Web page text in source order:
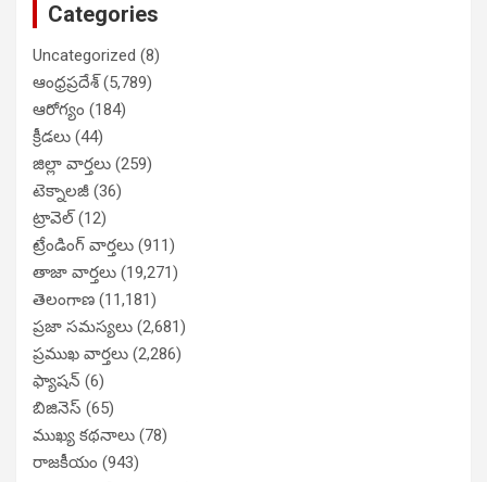
Categories
Uncategorized (8)
ఆంధ్రప్రదేశ్(5,789)
ఆరోగ్యం (184)
క్రీడలు (44)
జిల్లా వార్తలు (259)
టెక్నాలజీ (36)
ట్రావెల్(12)
ట్రేండింగ్ వార్తలు (911)
తాజా వార్తలు (19,271)
తెలంగాణ (11,181)
ప్రజా సమస్యలు (2,681)
ప్రముఖ వార్తలు (2,286)
ఫ్యాషన్ (6)
బిజినెస్ (65)
ముఖ్య కథనాలు (78)
రాజకీయం (943)